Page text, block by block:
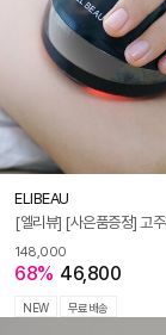
ELIBEAU
148,000
68% 46,800
NEW 무료배송